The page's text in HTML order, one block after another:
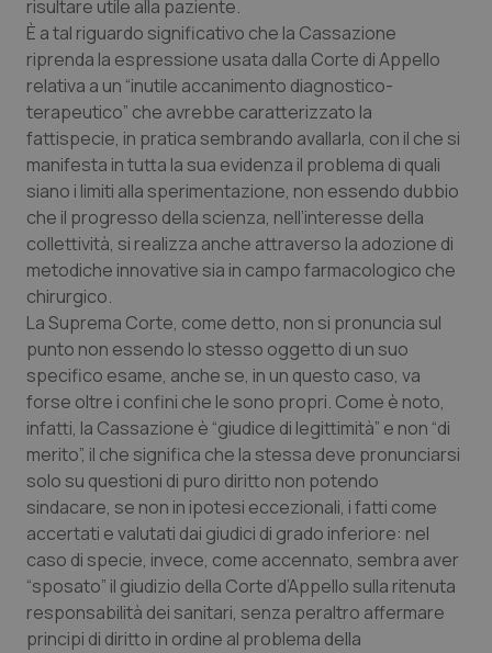
Quotidiano Oncologia
Quotidiano Pediatria
Rene & patologie urogenitali
Salute orale & impianti
Sangue & coagulazione
Tiroide
Tumore al seno
Tumore ovarico
Tumori del Polmone & Testa Collo
Tumori gastrointestinali
Ulcera & Reflusso
Vaccini
risultare utile alla paziente.
È a tal riguardo significativo che la Cassazione
riprenda la espressione usata dalla Corte di Appello
relativa a un “inutile accanimento diagnostico-
terapeutico” che avrebbe caratterizzato la
fattispecie, in pratica sembrando avallarla, con il che si
manifesta in tutta la sua evidenza il problema di quali
siano i limiti alla sperimentazione, non essendo dubbio
che il progresso della scienza, nell’interesse della
collettività, si realizza anche attraverso la adozione di
metodiche innovative sia in campo farmacologico che
chirurgico.
La Suprema Corte, come detto, non si pronuncia sul
punto non essendo lo stesso oggetto di un suo
specifico esame, anche se, in un questo caso, va
forse oltre i confini che le sono propri. Come è noto,
infatti, la Cassazione è “giudice di legittimità” e non “di
merito”, il che significa che la stessa deve pronunciarsi
solo su questioni di puro diritto non potendo
sindacare, se non in ipotesi eccezionali, i fatti come
accertati e valutati dai giudici di grado inferiore: nel
caso di specie, invece, come accennato, sembra aver
“sposato” il giudizio della Corte d’Appello sulla ritenuta
responsabilità dei sanitari, senza peraltro affermare
principi di diritto in ordine al problema della